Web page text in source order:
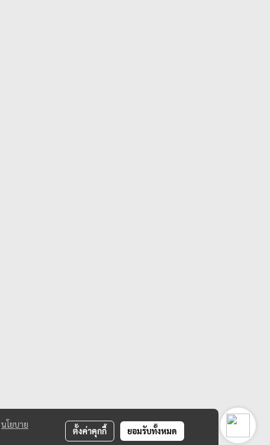
นโยบาย
ตั้งค่าคุกกี้ ยอมรับทั้งหมด